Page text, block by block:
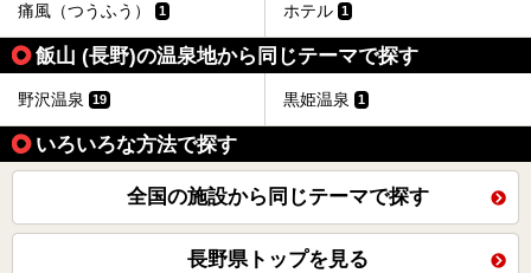
痛風（つうふう） 1 ホテル 1
飯山 (長野)の温泉地から同じテーマで探す
野沢温泉 19 黒姫温泉 1
いろいろな方法で探す
全国の施設から同じテーマで探す
長野県トップを見る